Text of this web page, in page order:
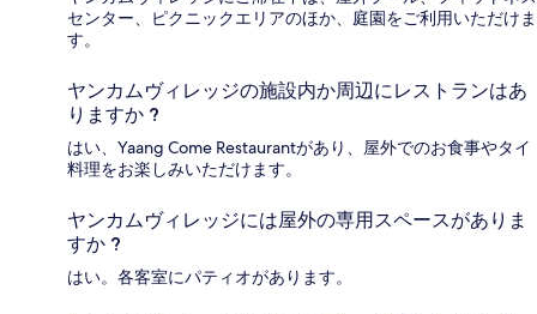
センター、ピクニックエリアのほか、庭園をご利用いただけま
す。
ヤンカムヴィレッジの施設内か周辺にレストランはあ
りますか ?
はい、Yaang Come Restaurantがあり、屋外でのお食事やタイ
料理をお楽しみいただけます。
ヤンカムヴィレッジには屋外の専用スペースがありま
すか ?
はい。各客室にパティオがあります。